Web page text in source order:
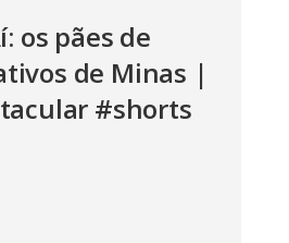
os pães de
de Minas |
#shorts